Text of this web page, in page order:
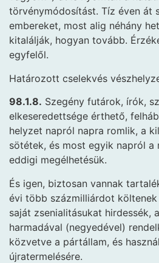
törvénymódosítást. Tíz éven át
embereket, most alig néhány
kitalálják, hogyan tovább.
egyfelől.
Határozott cselekvés
98.1.8. Szegény futárok, írók,
elkeseredettsége érthető,
helyzet napról napra romlik, a
sötétek, és most egyik napról a
eddigi megélhetésük.
És igen, biztosan vannak
évi több százmilliárdot
saját zsenialitásukat hirdessék,
harmadával (negyedével)
közvetve a pártállam, és
újratermelésére.